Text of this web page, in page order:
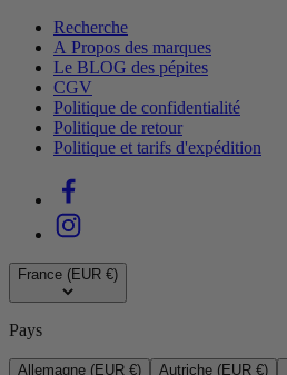
Recherche
A Propos des marques
Le BLOG des pépites
CGV
Politique de confidentialité
Politique de retour
Politique et tarifs d'expédition
France (EUR €)
Pays
Allemagne (EUR €) Autriche (EUR €)